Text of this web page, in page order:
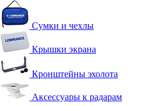
Сумки и чехлы
Крышки экрана
Кронштейны эхолота
Аксессуары к радарам